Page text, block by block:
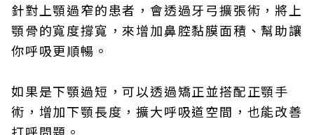
針對上顎過窄的患者，會透過牙弓擴張術，將上
顎骨的寬度撐寬，來增加鼻腔黏膜面積、幫助讓
你呼吸更順暢。
如果是下顎過短，可以透過矯正並搭配正顎手
術，增加下顎長度，擴大呼吸道空間，也能改善